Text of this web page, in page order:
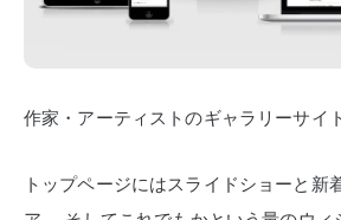
作家・アーティストのギャラリーサイ
トップページにはスライドショーと新